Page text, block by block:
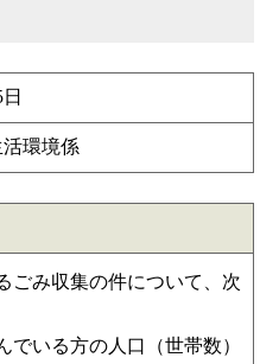
環境係
ごみ収集の件について、次
いる方の人口（世帯数）